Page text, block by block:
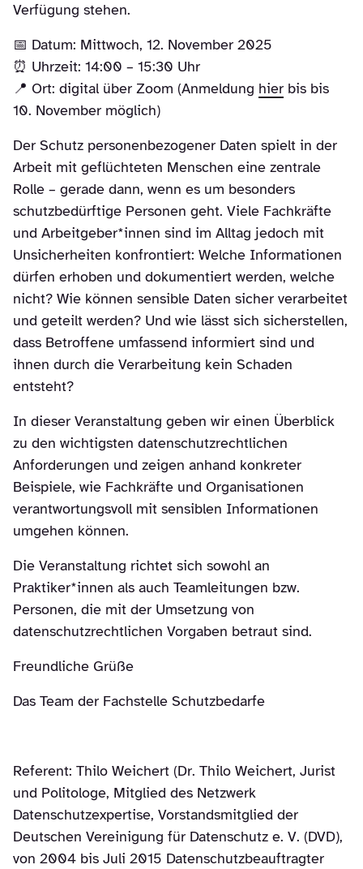
Verfügung stehen.
📅 Datum: Mittwoch, 12. November 2025
⏰ Uhrzeit: 14:00 – 15:30 Uhr
📍 Ort: digital über Zoom (Anmeldung hier bis bis
10. November möglich)
Der Schutz personenbezogener Daten spielt in der
Arbeit mit geflüchteten Menschen eine zentrale
Rolle – gerade dann, wenn es um besonders
schutzbedürftige Personen geht. Viele Fachkräfte
und Arbeitgeber*innen sind im Alltag jedoch mit
Unsicherheiten konfrontiert: Welche Informationen
dürfen erhoben und dokumentiert werden, welche
nicht? Wie können sensible Daten sicher verarbeitet
und geteilt werden? Und wie lässt sich sicherstellen,
dass Betroffene umfassend informiert sind und
ihnen durch die Verarbeitung kein Schaden
entsteht?
In dieser Veranstaltung geben wir einen Überblick
zu den wichtigsten datenschutzrechtlichen
Anforderungen und zeigen anhand konkreter
Beispiele, wie Fachkräfte und Organisationen
verantwortungsvoll mit sensiblen Informationen
umgehen können.
Die Veranstaltung richtet sich sowohl an
Praktiker*innen als auch Teamleitungen bzw.
Personen, die mit der Umsetzung von
datenschutzrechtlichen Vorgaben betraut sind.
Freundliche Grüße
Das Team der Fachstelle Schutzbedarfe
Referent: Thilo Weichert (Dr. Thilo Weichert, Jurist
und Politologe, Mitglied des Netzwerk
Datenschutzexpertise, Vorstandsmitglied der
Deutschen Vereinigung für Datenschutz e. V. (DVD),
von 2004 bis Juli 2015 Datenschutzbeauftragter